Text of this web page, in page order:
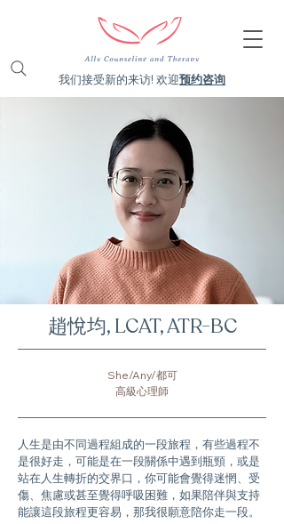
我们接受新的来访! 欢迎预约咨询
趙悅均, LCAT, ATR-BC
She/Any/都可
​高級心理師
人生是由不同過程組成的一段旅程，有些過程不
是很好走，可能是在一段關係中遇到瓶頸，或是
站在人生轉折的交界口，你可能會覺得迷惘、受
傷、焦慮或甚至覺得呼吸困難，如果陪伴與支持
能讓這段旅程更容易，那我很願意陪你走一段。